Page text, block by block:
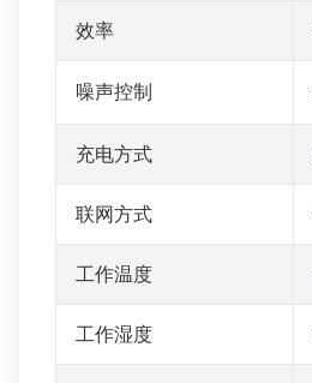
效率
噪声控制
充电方式
联网方式
工作温度
工作湿度